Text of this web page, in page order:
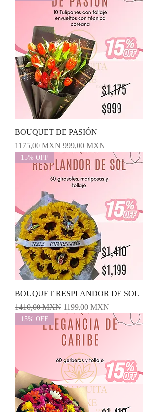
BOUQUET DE PASIÓN
Precio
1175,00 MXN Precio de oferta
999,00 MXN
15% OFF
BOUQUET RESPLANDOR DE SOL
Precio
1410,00 MXN Precio de oferta
1199,00 MXN
15% OFF